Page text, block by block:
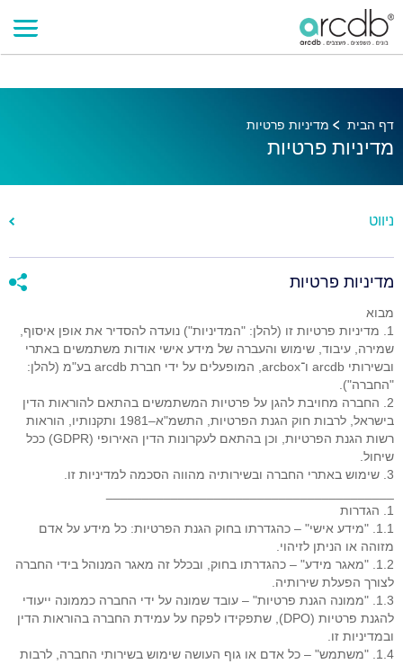
דף הבית מדיניות פרטיות
מדיניות פרטיות
ניווט
מדיניות פרטיות
מבוא
1. מדיניות פרטיות זו (להלן: "המדיניות") נועדה להסדיר את אופן איסוף,
שמירה, עיבוד, שימוש והעברה של מידע אישי אודות משתמשים באתרי
ובשירותי arcdb ו־arcbox, המופעלים על ידי חברת arcdb בע"מ (להלן:
"החברה").
2. החברה מחויבת להגן על פרטיות המשתמשים בהתאם להוראות הדין
בישראל, לרבות חוק הגנת הפרטיות, התשמ"א–1981 ותקנותיו, הוראות
רשות הגנת הפרטיות, וכן בהתאם לעקרונות הדין האירופי (GDPR) ככל
שיחול.
3. שימוש באתרי החברה ובשירותיה מהווה הסכמה למדיניות זו.
1. הגדרות
1.1. "מידע אישי" – כהגדרתו בחוק הגנת הפרטיות: כל מידע על אדם
מזוהה או הניתן לזיהוי.
1.2. "מאגר מידע" – כהגדרתו בחוק, ובכלל זה מאגר המנוהל בידי החברה
לצורך הפעלת שירותיה.
1.3. "ממונה הגנת פרטיות" – עובד שמונה על ידי החברה כממונה ייעודי
להגנת פרטיות (DPO), שתפקידו לפקח על עמידת החברה בהוראות הדין
ובמדיניות זו.
1.4. "משתמש" – כל אדם או גוף העושה שימוש בשירותי החברה, לרבות